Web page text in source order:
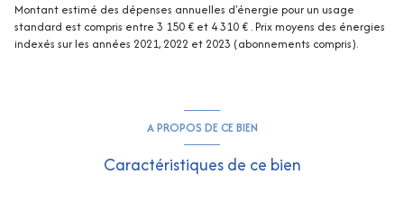
Montant estimé des dépenses annuelles d'énergie pour un usage
standard est compris entre 3 150 € et 4 310 € . Prix moyens des énergies
indexés sur les années 2021, 2022 et 2023 (abonnements compris).
A PROPOS DE CE BIEN
Caractéristiques de ce bien